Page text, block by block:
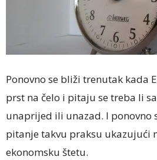
Ponovno se bliži trenutak kada
prst na čelo i pitaju se treba li
unaprijed ili unazad. I ponovno
pitanje takvu praksu ukazujući
ekonomsku štetu.